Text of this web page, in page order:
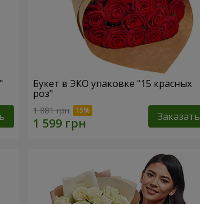
Букет в ЭКО упаковке "15 красных
роз"
1 881 грн Заказать